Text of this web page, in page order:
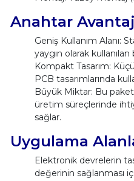
Anahtar
Geniş Kullanım Alanı:
yaygın olarak
Kompakt Tasarım:
PCB tasarımlarında
Büyük Miktar: Bu
üretim süreçlerinde
sağlar.
Uygulama
Elektronik devrelerin
değerinin sağlanması